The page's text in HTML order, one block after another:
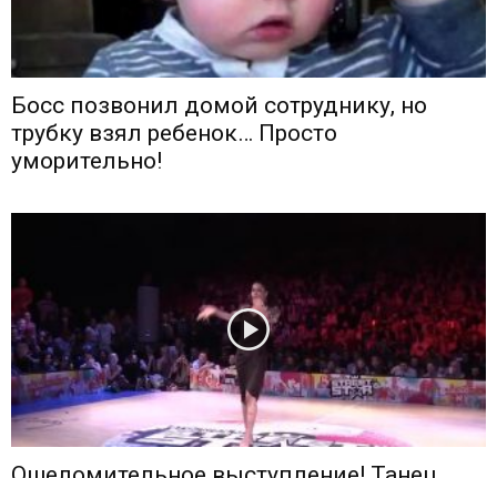
Босс позвонил домой сотруднику, но
трубку взял ребенок… Просто
уморительно!